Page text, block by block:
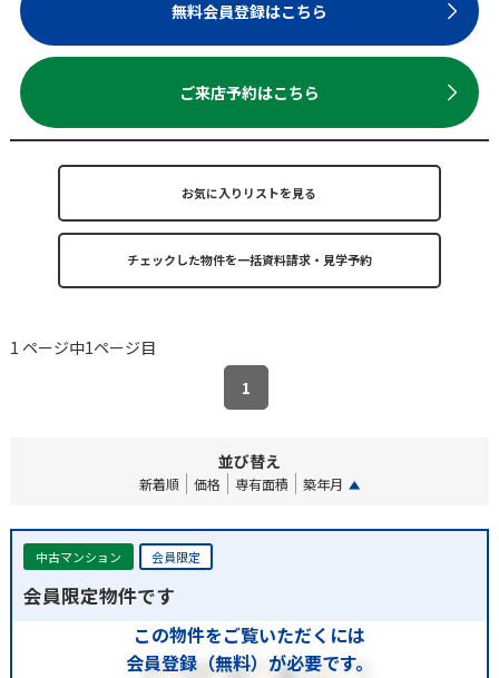
無料会員登録はこちら
ご来店予約はこちら
お気に入りリストを見る
1 ページ中1ページ目
1
並び替え
新着順 価格 専有面積 築年月
中古マンション 会員限定
会員限定物件です
この物件をご覧いただくには
会員登録（無料）が必要です。